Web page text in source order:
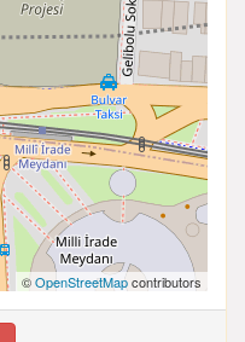
©OpenStreetMapcontributors